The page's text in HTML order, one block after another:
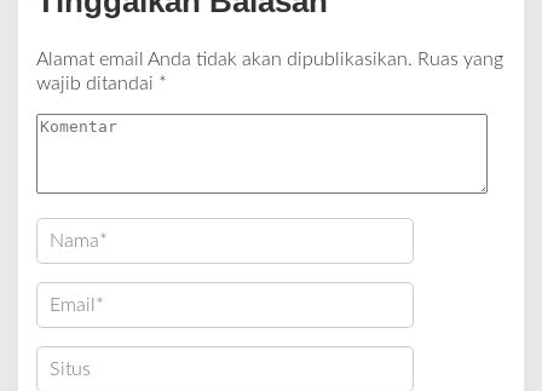
Alamat email Anda tidak akan dipublikasikan. Ruas yang
wajib ditandai *